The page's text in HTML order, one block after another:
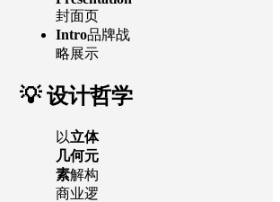
封面页
Intro品牌战
略展示
💡 设计哲学
以立体
几何元
素解构
商业逻